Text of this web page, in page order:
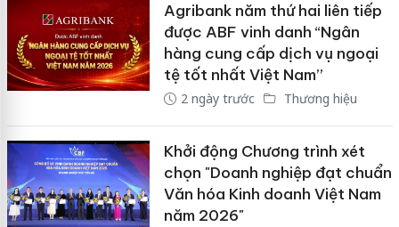
Agribank năm thứ hai liên tiếp
được ABF vinh danh “Ngân
hàng cung cấp dịch vụ ngoại
tệ tốt nhất Việt Nam”
2 ngày trước Thương hiệu
Khởi động Chương trình xét
chọn "Doanh nghiệp đạt chuẩn
Văn hóa Kinh doanh Việt Nam
năm 2026"